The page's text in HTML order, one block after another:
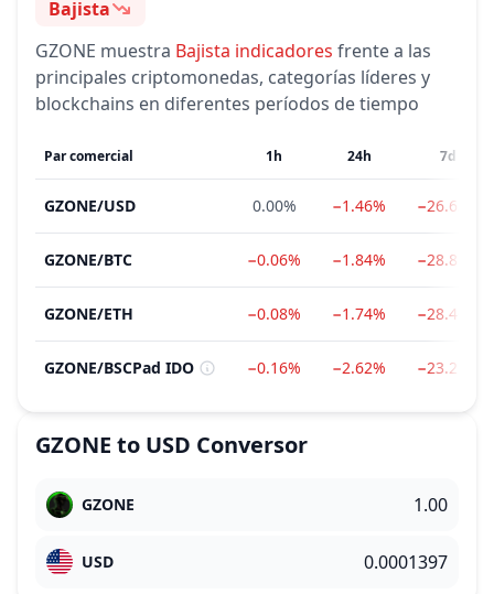
Sentimiento
Bajista
GZONE muestra Bajista indicadores frente a las
principales criptomonedas, categorías líderes y
blockchains en diferentes períodos de tiempo
Par comercial 1h 24h 7d
GZONE/USD 0.00% −1.46% −26.63%
GZONE/BTC −0.06% −1.84% −28.81%
GZONE/ETH −0.08% −1.74% −28.46%
GZONE/BSCPad IDO −0.16% −2.62% −23.21%
GZONE to USD Conversor
GZONE
USD